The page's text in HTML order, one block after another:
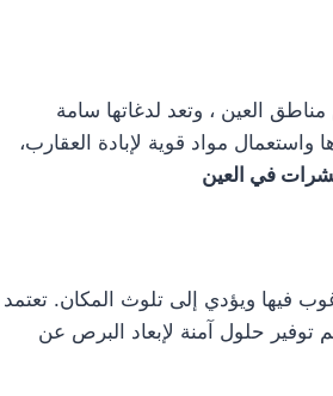
العين ، وتعد لدغاتها سامة
مواد قوية لإبادة العقارب،
في العين
فيها ويؤدي إلى تلوث المكان. تعتمد
توفير حلول آمنة لإبعاد البرص عن